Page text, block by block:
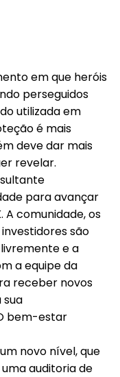
em que heróis
perseguidos
utilizada em
é mais
deve dar mais
revelar.
para avançar
A comunidade, os
são
e a
a equipe da
receber novos
sua
bem-estar
novo nível, que
auditoria de